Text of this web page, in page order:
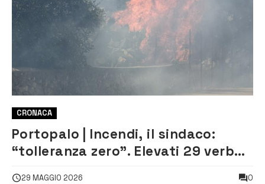
CRONACA
Portopalo | Incendi, il sindaco:
“tolleranza zero”. Elevati 29 verbali
29 MAGGIO 2026 0